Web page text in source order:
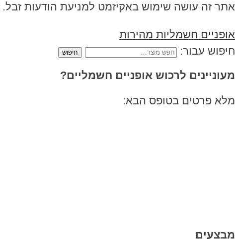
אתר זה עושה שימוש באקיזמט למניעת הודעות זבל.
אופניים חשמליות מהירות
חיפוש עבור:
מעוניינים לרכוש אופניים חשמליים?
מלא פרטים בטופס הבא:
מבצעים